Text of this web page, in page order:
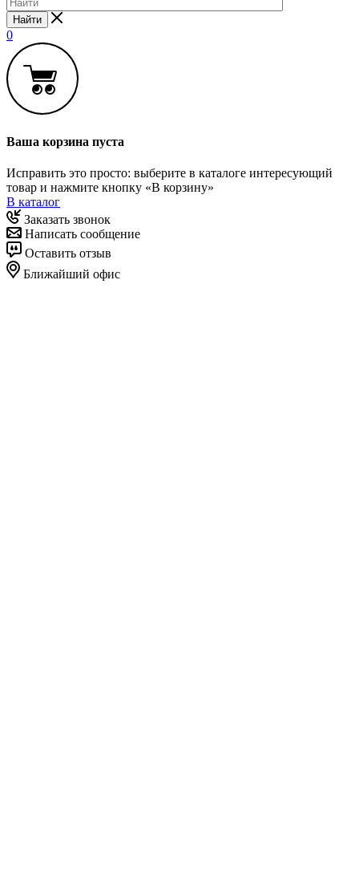
Найти
0
Ваша корзина пуста
Исправить это просто: выберите в каталоге интересующий
товар и нажмите кнопку «В корзину»
В каталог
Заказать звонок
Написать сообщение
Оставить отзыв
Ближайший офис